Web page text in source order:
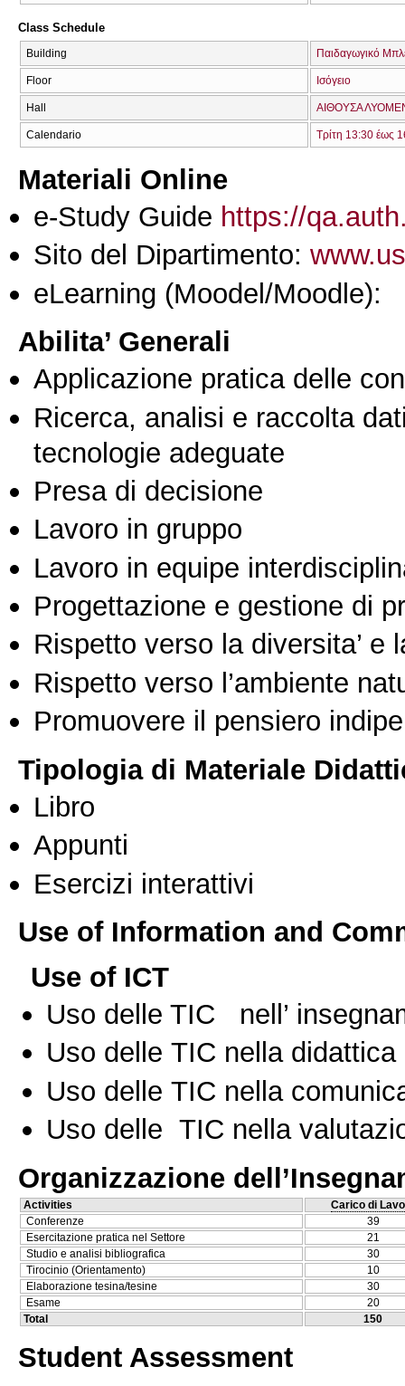
Class Schedule
Building Παιδαγωγικό
Floor Ισόγειο
Hall ΑΙΘΟΥΣΑ
Calendario Τρίτη 13:30 έως
Materiali Online
e-Study Guide https://
Sito del Dipartimento:
eLearning (Moodel/Moodle):
Abilita’ Generali
Applicazione pratica delle
Ricerca, analisi e raccolta
tecnologie adeguate
Presa di decisione
Lavoro in gruppo
Lavoro in equipe
Progettazione e gestione di
Rispetto verso la diversita’ e
Rispetto verso l’ambiente
Promuovere il pensiero
Tipologia di Materiale
Libro
Appunti
Esercizi interattivi
Use of Information and
Use of ICT
Uso delle TIC nell’
Uso delle TIC nella
Uso delle TIC nella
Uso delle TIC nella
Organizzazione
Activities
Carico di
Conferenze
39
Esercitazione pratica nel Settore
21
Studio e analisi bibliografica
30
Tirocinio (Orientamento)
10
Elaborazione tesina/tesine
30
Esame
20
Total
150
Student Assessment